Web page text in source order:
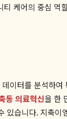
케어의 중심 역
이터를 분석하여
동 의료혁신을 한
있습니다. 지축